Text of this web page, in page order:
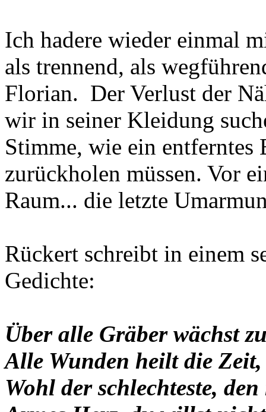
Ich hadere wieder einmal
als trennend, als
Florian. Der Verlust der
wir in seiner Kleidung
Stimme, wie ein entferntes
zurückholen müssen. Vor
Raum... die letzte
Rückert schreibt in einem
Gedichte:
Über alle Gräber wächst
Alle Wunden heilt die
Wohl der schlechteste,